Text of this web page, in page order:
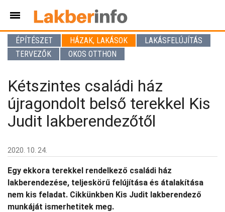
ÉPÍTÉSZET HÁZAK, LAKÁSOK
LAKÁSFELÚJÍTÁS
TERVEZŐK
OKOS OTTHON
Kétszintes családi ház
újragondolt belső terekkel Kis
Judit lakberendezőtől
2020. 10. 24.
Egy ekkora terekkel rendelkező családi ház
lakberendezése, teljeskörű felújítása és átalakítása
nem kis feladat. Cikkünkben Kis Judit lakberendező
munkáját ismerhetitek meg.